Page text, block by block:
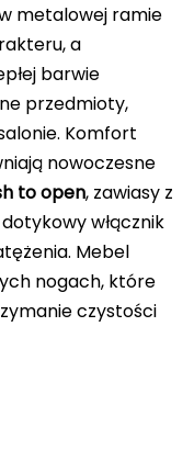
metalowej ramie
a
barwie
przedmioty,
Komfort
nowoczesne
to open, zawiasy z
włącznik
Mebel
nogach, które
czystości